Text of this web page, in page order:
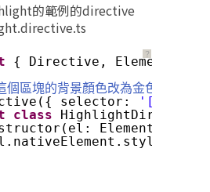
的範例的directive
？
{ Directive, ElementRef
區塊的背景顏色改為金色
selector:
class
HighlightDirective
ElementRef) {